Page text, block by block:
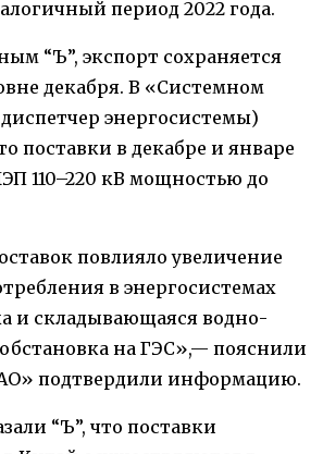
период 2022 года.
“Ъ”, экспорт сохраняется
декабря. В «Системном
энергосистемы)
поставки в декабре и январе
110–220 кВ мощностью до
повлияло увеличение
в энергосистемах
и складывающаяся водно-
на ГЭС»,— пояснили
подтвердили информацию.
“Ъ”, что поставки